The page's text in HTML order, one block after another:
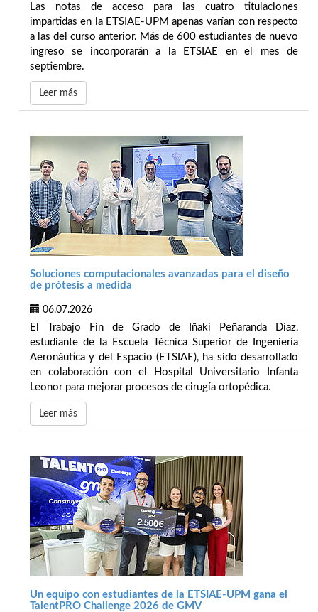
Las notas de acceso para las cuatro titulaciones
impartidas en la ETSIAE-UPM apenas varían con respecto
a las del curso anterior. Más de 600 estudiantes de nuevo
ingreso se incorporarán a la ETSIAE en el mes de
septiembre.
Leer más
Soluciones computacionales avanzadas para el diseño
de prótesis a medida
06.07.2026
El Trabajo Fin de Grado de Iñaki Peñaranda Díaz,
estudiante de la Escuela Técnica Superior de Ingeniería
Aeronáutica y del Espacio (ETSIAE), ha sido desarrollado
en colaboración con el Hospital Universitario Infanta
Leonor para mejorar procesos de cirugía ortopédica.
Leer más
Un equipo con estudiantes de la ETSIAE-UPM gana el
TalentPRO Challenge 2026 de GMV